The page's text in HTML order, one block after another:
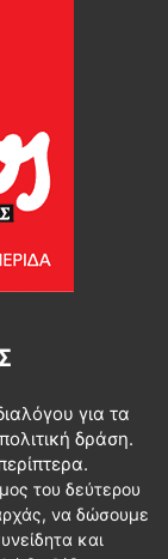
για τα
δράση.
του δεύτερου
να δώσουμε
και